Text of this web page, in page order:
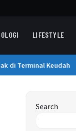
LIFESTYLE
di Terminal Keudah
Search